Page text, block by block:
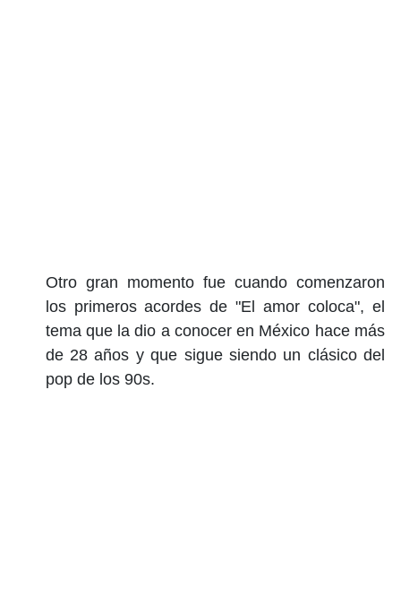
Otro gran momento fue cuando comenzaron
los primeros acordes de "El amor coloca", el
tema que la dio a conocer en México hace más
de 28 años y que sigue siendo un clásico del
pop de los 90s.